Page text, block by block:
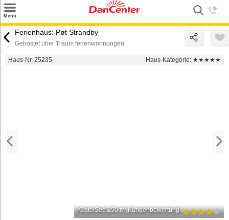
Menü
Suchen
Ferienhaus: Pøt Strandby
Gehostet über Traum ferienwohnungen
Haus-Nr. 25235 Haus-Kategorie: ★★★★★
Küste/See 250 m Kundenbewertung